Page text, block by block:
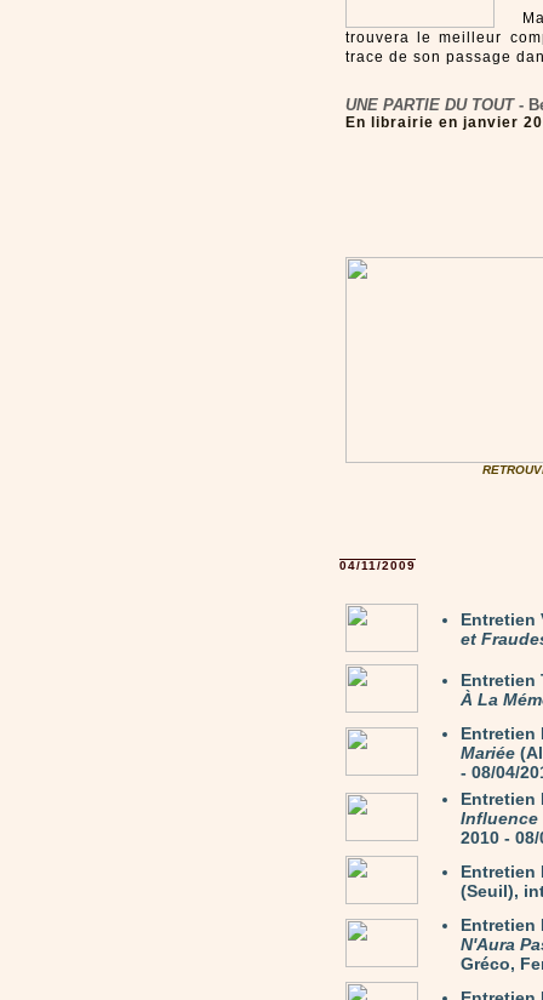
trouvera le meilleur
trace de son passage
UNE PARTIE DU TOUT-
En librairie en janvier
04/11/2009
Entretien
et
Entretien
À La
Entretien
Mariée
- 08/04/
Entretien
Influence
2010 -
Entretien
(Seuil),
Entretien
N'Aura
Gréco,